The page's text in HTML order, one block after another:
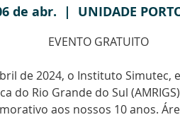
de abr.
  |
UNIDADE
EVENTO GRATUITO
de 2024, o Instituto Simutec,
do Rio Grande do Sul
aos nossos 10 anos.